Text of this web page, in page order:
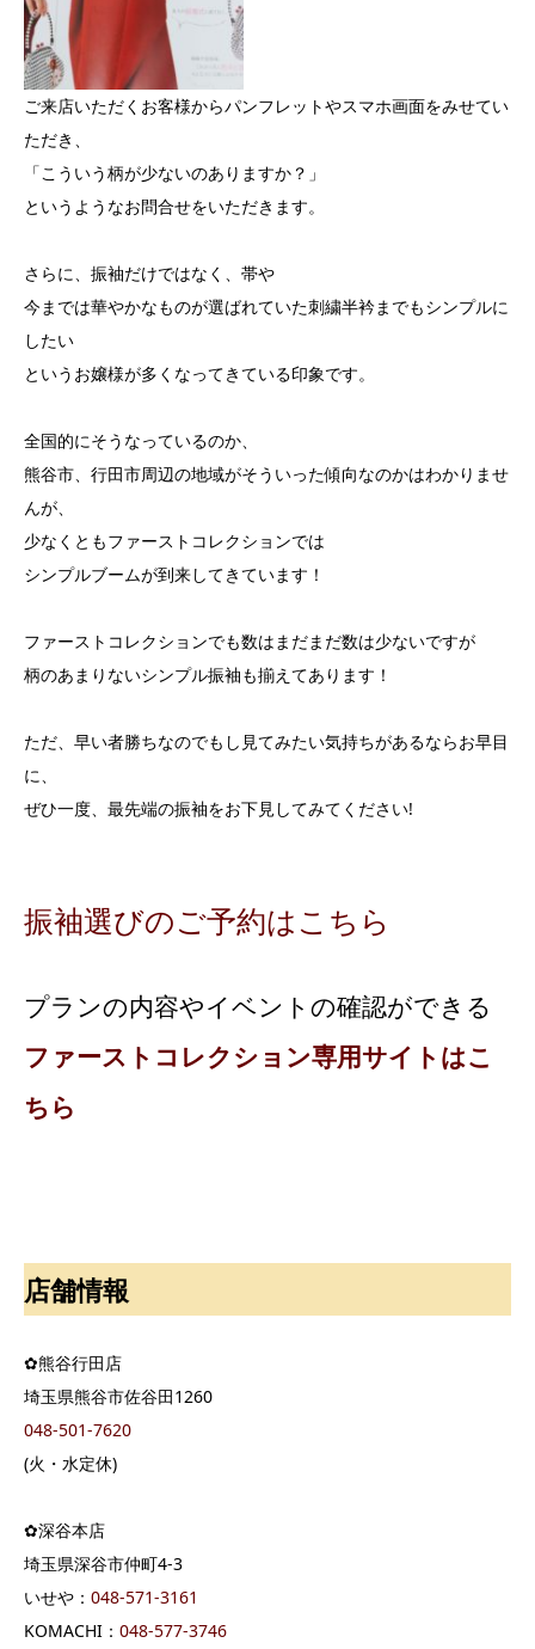
ご来店いただくお客様からパンフレットやスマホ画面をみせてい
ただき、
「こういう柄が少ないのありますか？」
というようなお問合せをいただきます。
さらに、振袖だけではなく、帯や
今までは華やかなものが選ばれていた刺繍半衿までもシンプルに
したい
というお嬢様が多くなってきている印象です。
全国的にそうなっているのか、
熊谷市、行田市周辺の地域がそういった傾向なのかはわかりませ
んが、
少なくともファーストコレクションでは
シンプルブームが到来してきています！
ファーストコレクションでも数はまだまだ数は少ないですが
柄のあまりないシンプル振袖も揃えてあります！
ただ、早い者勝ちなのでもし見てみたい気持ちがあるならお早目
に、
ぜひ一度、最先端の振袖をお下見してみてください!
振袖選びのご予約はこちら
プランの内容やイベントの確認ができる
ファーストコレクション専用サイトはこ
ちら
店舗情報
✿熊谷行田店
埼玉県熊谷市佐谷田1260
048-501-7620
(火・水定休)
✿深谷本店
埼玉県深谷市仲町4-3
いせや： 048-571-3161
KOMACHI： 048-577-3746